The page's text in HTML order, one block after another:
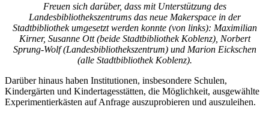
Freuen sich darüber, dass mit Unterstützung des
Landesbibliothekszentrums das neue Makerspace in der
Stadtbibliothek umgesetzt werden konnte (von links): Maximilian
Kirner, Susanne Ott (beide Stadtbibliothek Koblenz), Norbert
Sprung-Wolf (Landesbibliothekszentrum) und Marion Eickschen
(alle Stadtbibliothek Koblenz).
Darüber hinaus haben Institutionen, insbesondere Schulen,
Kindergärten und Kindertagesstätten, die Möglichkeit, ausgewählte
Experimentierkästen auf Anfrage auszuprobieren und auszuleihen.